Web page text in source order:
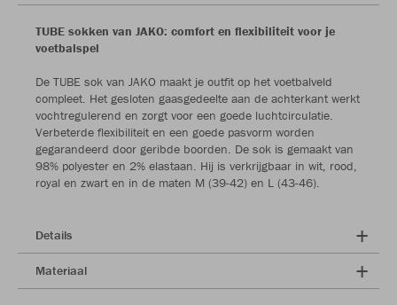
TUBE sokken van JAKO: comfort en flexibiliteit voor je
voetbalspel
De TUBE sok van JAKO maakt je outfit op het voetbalveld
compleet. Het gesloten gaasgedeelte aan de achterkant werkt
vochtregulerend en zorgt voor een goede luchtcirculatie.
Verbeterde flexibiliteit en een goede pasvorm worden
gegarandeerd door geribde boorden. De sok is gemaakt van
98% polyester en 2% elastaan. Hij is verkrijgbaar in wit, rood,
royal en zwart en in de maten M (39-42) en L (43-46).
Details
Materiaal